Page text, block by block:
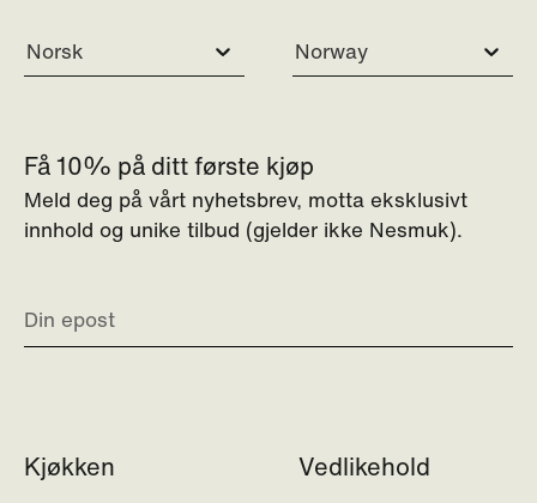
Norsk Norway
Få 10% på ditt første kjøp
Meld deg på vårt nyhetsbrev, motta eksklusivt
innhold og unike tilbud (gjelder ikke Nesmuk).
Kjøkken Vedlikehold